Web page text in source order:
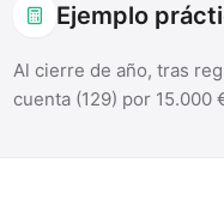
Ejemplo
Al cierre de año, tras
cuenta (129) por